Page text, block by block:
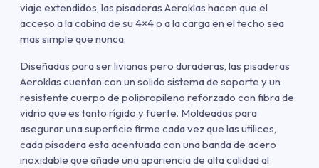
viaje extendidos, las pisaderas Aeroklas hacen que el
acceso a la cabina de su 4×4 o a la carga en el techo sea
mas simple que nunca.
Diseñadas para ser livianas pero duraderas, las pisaderas
Aeroklas cuentan con un solido sistema de soporte y un
resistente cuerpo de polipropileno reforzado con fibra de
vidrio que es tanto rígido y fuerte. Moldeadas para
asegurar una superficie firme cada vez que las utilices,
cada pisadera esta acentuada con una banda de acero
inoxidable que añade una apariencia de alta calidad al